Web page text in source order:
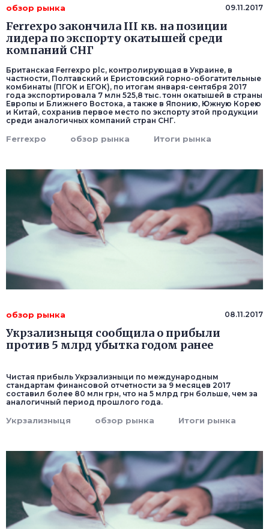
обзор рынка 09.11.2017
Ferrexpo закончила III кв. на позиции
лидера по экспорту окатышей среди
компаний СНГ
Британская Ferrexpo plc, контролирующая в Украине, в
частности, Полтавский и Еристовский горно-обогатительные
комбинаты (ПГОК и ЕГОК), по итогам января-сентября 2017
года экспортировала 7 млн 525,8 тыс. тонн окатышей в страны
Европы и Ближнего Востока, а также в Японию, Южную Корею
и Китай, сохранив первое место по экспорту этой продукции
среди аналогичных компаний стран СНГ.
Ferrexpo обзор рынка Итоги рынка
обзор рынка 08.11.2017
Укрзализныця сообщила о прибыли
против 5 млрд убытка годом ранее
Чистая прибыль Укрзализныци по международным
стандартам финансовой отчетности за 9 месяцев 2017
составил более 80 млн грн, что на 5 млрд грн больше, чем за
аналогичный период прошлого года.
Укрзализныця обзор рынка Итоги рынка